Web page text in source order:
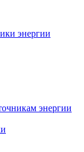
энергии
энергии